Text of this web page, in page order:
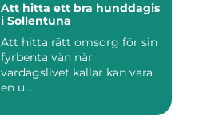
Att hitta ett bra hunddagis
i Sollentuna
Att hitta rätt omsorg för sin
fyrbenta vän när
vardagslivet kallar kan vara
en u...